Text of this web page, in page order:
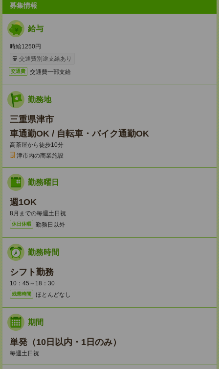
募集情報
給与
時給1250円
交通費別途支給あり
交通費 交通費一部支給
勤務地
三重県津市
車通勤OK / 自転車・バイク通勤OK
高茶屋から徒歩10分
津市内の商業施設
勤務曜日
週1OK
8月までの毎週土日祝
休日休暇 勤務日以外
勤務時間
シフト勤務
10：45～18：30
残業時間 ほとんどなし
期間
単発（10日以内・1日のみ）
毎週土日祝